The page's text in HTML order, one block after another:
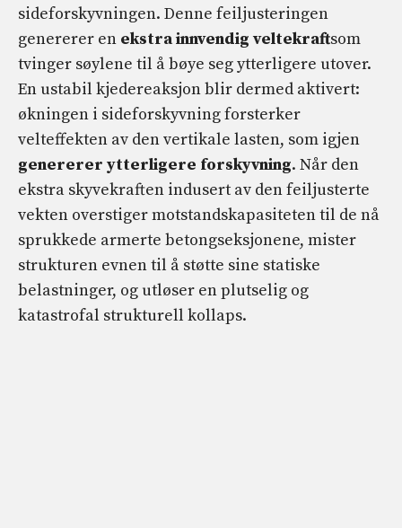
sideforskyvningen. Denne feiljusteringen
genererer en ekstra innvendig veltekraftsom
tvinger søylene til å bøye seg ytterligere utover.
En ustabil kjedereaksjon blir dermed aktivert:
økningen i sideforskyvning forsterker
velteffekten av den vertikale lasten, som igjen
genererer ytterligere forskyvning. Når den
ekstra skyvekraften indusert av den feiljusterte
vekten overstiger motstandskapasiteten til de nå
sprukkede armerte betongseksjonene, mister
strukturen evnen til å støtte sine statiske
belastninger, og utløser en plutselig og
katastrofal strukturell kollaps.